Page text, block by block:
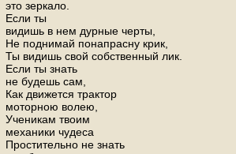
это зеркало.
Если ты
видишь в нем дурные черты,
Не поднимай понапрасну крик,
Ты видишь свой собственный лик.
Если ты знать
не будешь сам,
Как движется трактор
моторною волею,
Ученикам твоим
механики чудеса
Простительно не знать